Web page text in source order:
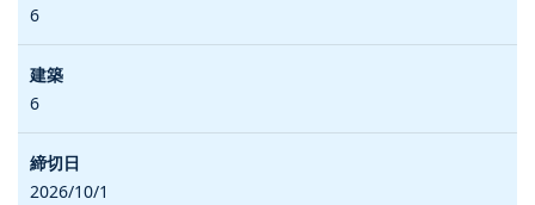
6
6
2026/10/1